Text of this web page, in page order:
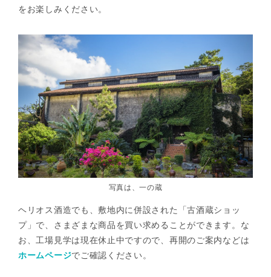
をお楽しみください。
写真は、一の蔵
ヘリオス酒造でも、敷地内に併設された「古酒蔵ショッ
プ」で、さまざまな商品を買い求めることができます。な
お、工場見学は現在休止中ですので、再開のご案内などは
ホームページでご確認ください。